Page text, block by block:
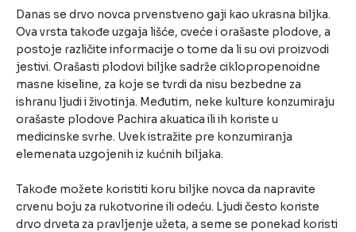
Danas se drvo novca prvenstveno gaji kao ukrasna biljka.
Ova vrsta takođe uzgaja lišće, cveće i orašaste plodove, a
postoje različite informacije o tome da li su ovi proizvodi
jestivi. Orašasti plodovi biljke sadrže ciklopropenoidne
masne kiseline, za koje se tvrdi da nisu bezbedne za
ishranu ljudi i životinja. Međutim, neke kulture konzumiraju
orašaste plodove Pachira akuatica ili ih koriste u
medicinske svrhe. Uvek istražite pre konzumiranja
elemenata uzgojenih iz kućnih biljaka.
Takođe možete koristiti koru biljke novca da napravite
crvenu boju za rukotvorine ili odeću. Ljudi često koriste
drvo drveta za pravljenje užeta, a seme se ponekad koristi